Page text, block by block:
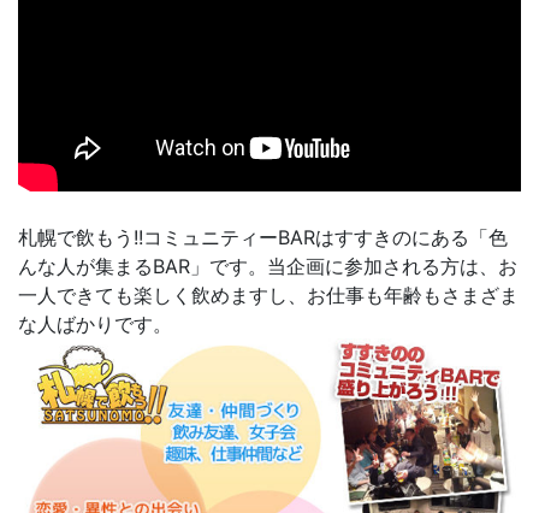
札幌で飲もう!!コミュニティーBARはすすきのにある「色
んな人が集まるBAR」です。当企画に参加される方は、お
一人できても楽しく飲めますし、お仕事も年齢もさまざま
な人ばかりです。